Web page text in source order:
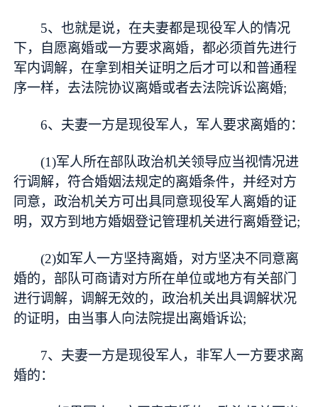
5、也就是说，在夫妻都是现役军人的情况
下，自愿离婚或一方要求离婚，都必须首先进行
军内调解，在拿到相关证明之后才可以和普通程
序一样，去法院协议离婚或者去法院诉讼离婚;
6、夫妻一方是现役军人，军人要求离婚的：
(1)军人所在部队政治机关领导应当视情况进
行调解，符合婚姻法规定的离婚条件，并经对方
同意，政治机关方可出具同意现役军人离婚的证
明，双方到地方婚姻登记管理机关进行离婚登记;
(2)如军人一方坚持离婚，对方坚决不同意离
婚的，部队可商请对方所在单位或地方有关部门
进行调解，调解无效的，政治机关出具调解状况
的证明，由当事人向法院提出离婚诉讼;
7、夫妻一方是现役军人，非军人一方要求离
婚的：